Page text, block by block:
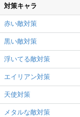
対策キャラ
赤い敵対策
黒い敵対策
浮いてる敵対策
エイリアン対策
天使対策
メタルな敵対策